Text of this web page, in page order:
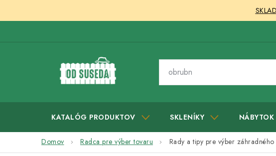
KATALÓG PRODUKTOV SKLENÍKY NÁBYTOK
Domov Radca pre výber tovaru Rady a tipy pre výber